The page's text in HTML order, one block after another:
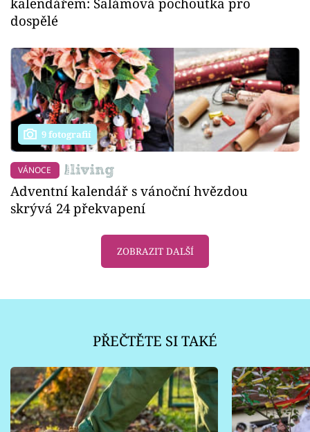
dospělé
9 fotografií
VÁNOCE
Adventní kalendář s vánoční hvězdou
skrývá 24 překvapení
ZOBRAZIT DALŠÍ
PŘEČTĚTE SI TAKÉ